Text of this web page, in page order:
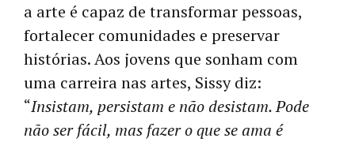
a arte é capaz de transformar pessoas,
fortalecer comunidades e preservar
histórias. Aos jovens que sonham com
uma carreira nas artes, Sissy diz:
“Insistam, persistam e não desistam. Pode
não ser fácil, mas fazer o que se ama é